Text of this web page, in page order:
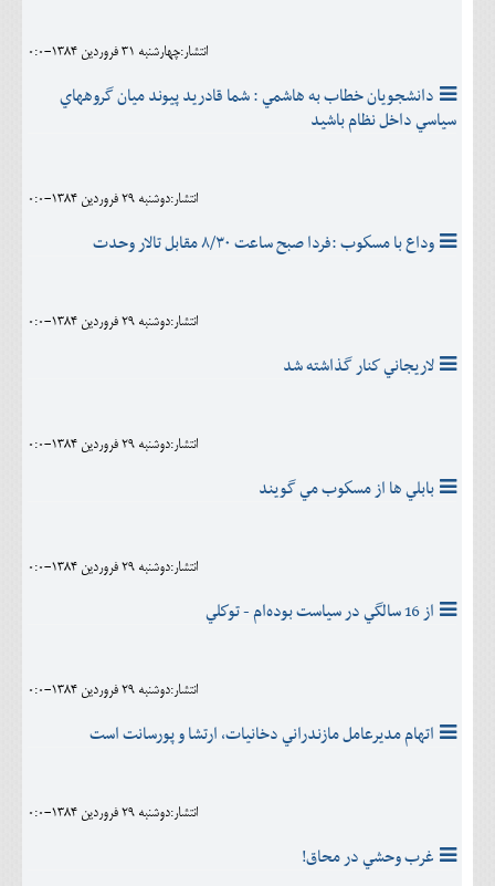
انتشار:چهارشنبه 31 فروردين 1384-0:0
دانشجويان خطاب به هاشمي : شما قادريد پيوند ميان گروههاي
سياسي داخل نظام باشيد
انتشار:دوشنبه 29 فروردين 1384-0:0
وداع با مسكوب :فردا صبح ساعت ۸‎/۳۰ مقابل تالار وحدت
انتشار:دوشنبه 29 فروردين 1384-0:0
لاريجاني كنار گذاشته شد
انتشار:دوشنبه 29 فروردين 1384-0:0
بابلي ها از مسكوب مي گويند
انتشار:دوشنبه 29 فروردين 1384-0:0
از 16 سالگي در سياست بوده‌‏ام - توكلي
انتشار:دوشنبه 29 فروردين 1384-0:0
اتهام مديرعامل مازندراني دخانيات،‌ ارتشا و پورسانت است
انتشار:دوشنبه 29 فروردين 1384-0:0
غرب وحشي در محاق!